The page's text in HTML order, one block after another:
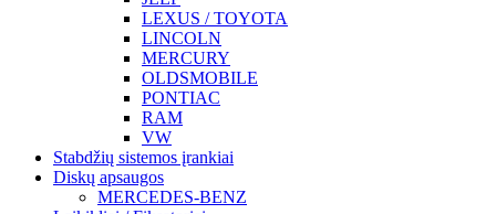
LEXUS / TOYOTA
LINCOLN
MERCURY
OLDSMOBILE
PONTIAC
RAM
VW
Stabdžių sistemos įrankiai
Diskų apsaugos
MERCEDES-BENZ